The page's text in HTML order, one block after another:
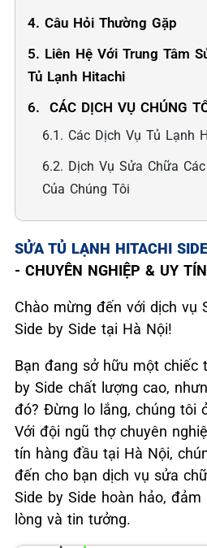
4. Câu Hỏi Thường Gặp
5. Liên Hệ Với Trung Tâm
Tủ Lạnh Hitachi
6. ️ CÁC DỊCH VỤ CHÚNG
6.1. Các Dịch Vụ Tủ Lạnh
6.2. Dịch Vụ Sửa Chữa
Của Chúng Tôi
SỬA TỦ LẠNH HITACHI
- CHUYÊN NGHIỆP & UY
Chào mừng đến với dịch vụ
Side by Side tại Hà Nội!
Bạn đang sở hữu một chiếc
by Side chất lượng cao,
đó? Đừng lo lắng, chúng tôi
Với đội ngũ thợ chuyên
tín hàng đầu tại Hà Nội,
đến cho bạn dịch vụ sửa
Side by Side hoàn hảo,
lòng và tin tưởng.